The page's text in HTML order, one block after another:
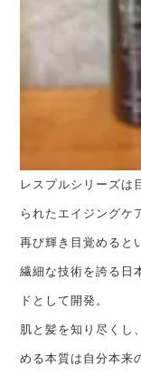
レスプルシリーズは
られたエイジングケ
再び輝き目覚めると
繊細な技術を誇る日
ドとして開発。
肌と髪を知り尽くし
める本質は自分本来